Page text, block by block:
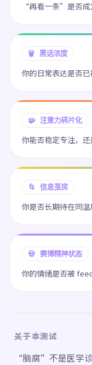
“再看一条”是否成
🗑️ 黑话浓度
你的日常表达是否已
🧩 注意力碎片化
你能否稳定专注，还
🌀 信息茧房
你是否长期待在同温
💀 赛博精神状态
你的情绪是否被
关于本测试
“脑腐”不是医学